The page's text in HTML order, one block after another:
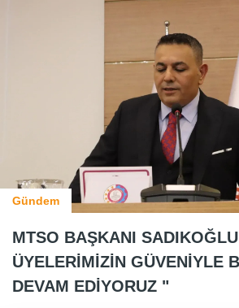
Gündem
MTSO BAŞKANI
ÜYELERİMİZİN GÜVENİYLE
DEVAM EDİYORUZ "